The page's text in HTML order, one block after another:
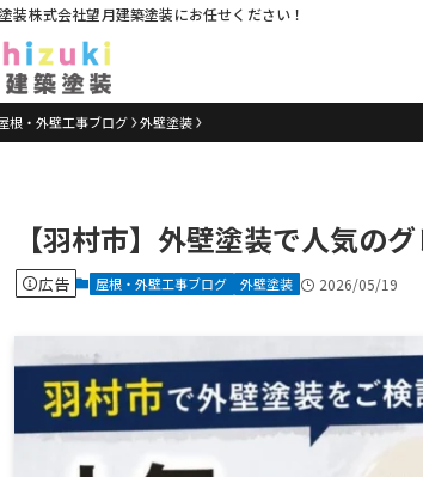
装株式会社望月建築塗装にお任せください！
根・外壁工事ブログ 外壁塗装
【羽村市】外壁塗装で人気の
広告 屋根・外壁工事ブログ 外壁塗装 2026/05/19